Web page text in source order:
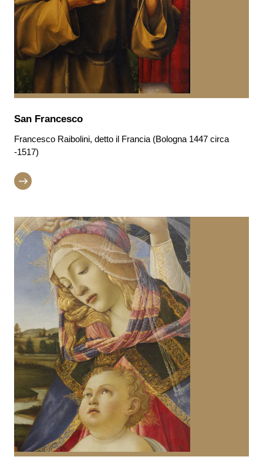
San Francesco
Francesco Raibolini, detto il Francia (Bologna 1447 circa
-1517)